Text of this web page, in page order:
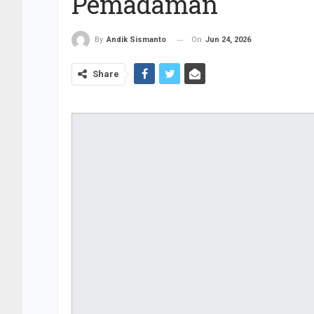
By Andik Sismanto On Jun 24, 2026
Share